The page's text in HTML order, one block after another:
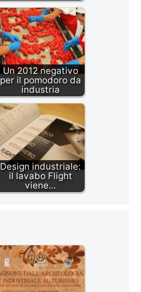
Un 2012 negativo
per il pomodoro da
industria
Design industriale:
il lavabo Flight
viene…